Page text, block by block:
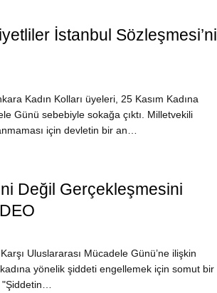
İstanbul Sözleşmesi’ni
Kadın Kolları üyeleri, 25 Kasım Kadına
Günü sebebiyle sokağa çıktı. Milletvekili
için devletin bir an…
Değil Gerçekleşmesini
Uluslararası Mücadele Günü’ne ilişkin
yönelik şiddeti engellemek için somut bir